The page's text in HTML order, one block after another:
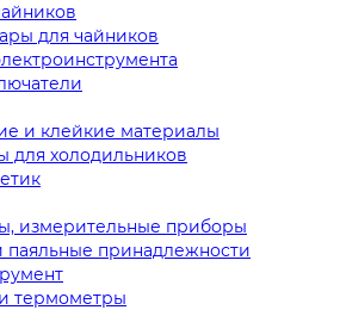
для чайников
и клейкие материалы
для холодильников
измерительные приборы
паяльные принадлежности
термометры